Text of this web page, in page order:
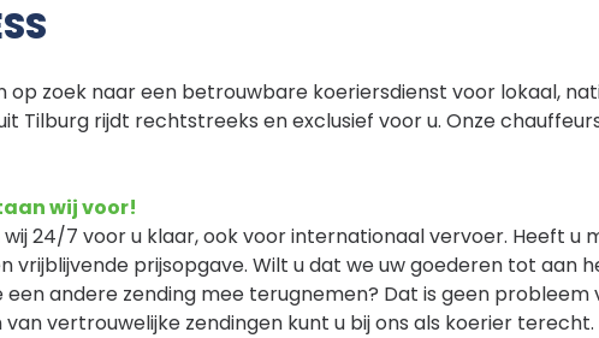
op zoek naar een betrouwbare koeriersdienst voor lokaal,
Tilburg rijdt rechtstreeks en exclusief voor u. Onze
wij voor!
24/7 voor u klaar, ook voor internationaal vervoer. Heeft u
vrijblijvende prijsopgave. Wilt u dat we uw goederen tot aan
andere zending mee terugnemen? Dat is geen probleem
vertrouwelijke zendingen kunt u bij ons als koerier terecht.